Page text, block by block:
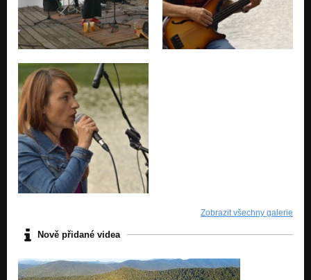
Zobrazit všechny galerie
Nově přidané videa